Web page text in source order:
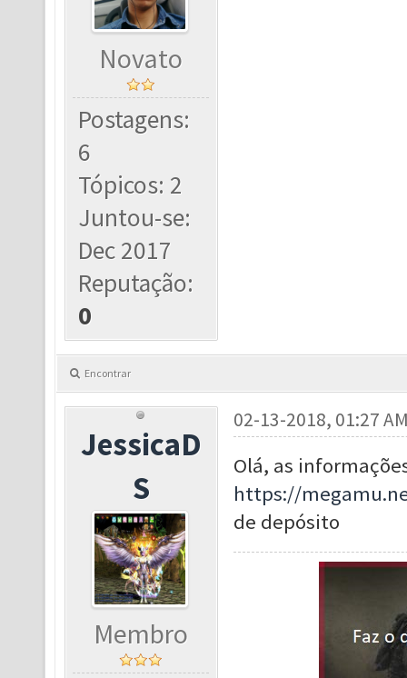
Novato
Postagens:
6
Tópicos: 2
Juntou-se:
Dec 2017
Reputação:
0
Encontrar
JessicaD
S
Membro
02-13-2018, 01:27
Olá, as
https://
de depósito